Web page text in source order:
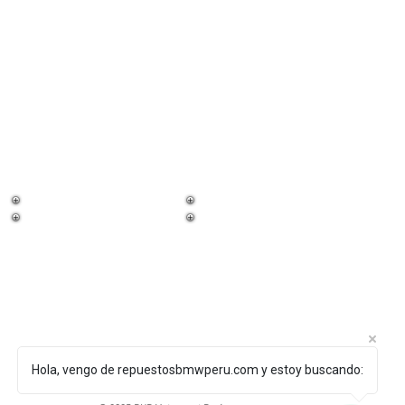
Hola, vengo de repuestosbmwperu.com y estoy buscando: